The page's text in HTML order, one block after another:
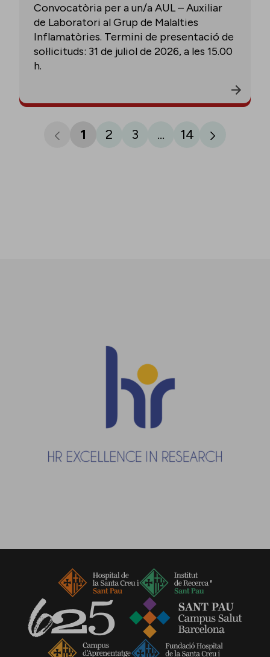
Convocatòria per a un/a AUL – Auxiliar
de Laboratori al Grup de Malalties
Inflamatòries. Termini de presentació de
sol·licituds: 31 de juliol de 2026, a les 15.00
h.
1 2 3 ... 14